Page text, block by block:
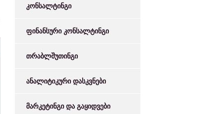
კონსალტინგი
ფინანსური კონსალტინგი
თრაბლშუთინგი
ანალიტიკური დასკვნები
მარკეტინგი და გაყიდვები